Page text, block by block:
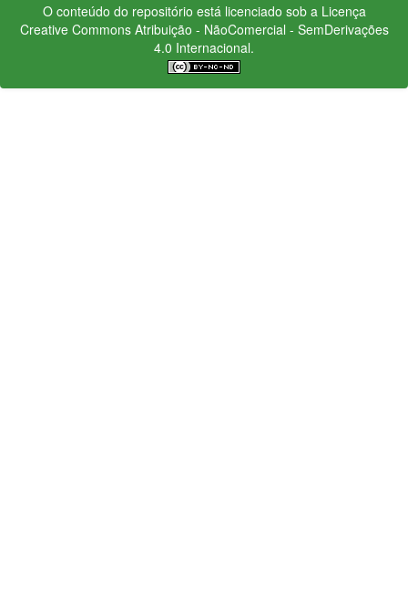
O conteúdo do repositório está licenciado sob a Licença
Creative CommonsAtribuição - NãoComercial - SemDerivações
4.0 Internacional.